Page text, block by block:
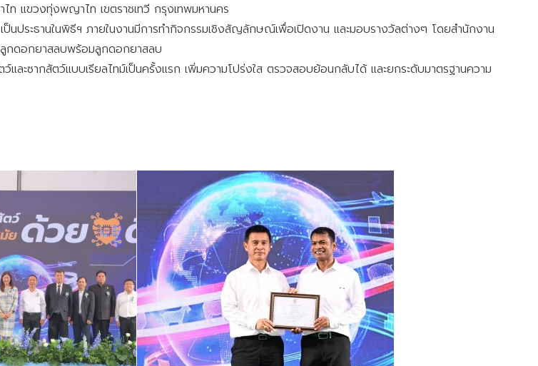
แขวงทุ่งพญาไท เขตราชเทวี กรุงเทพมหานคร
นประธานในพิธีฯ ภายในงานมีการทำกิจกรรมเชิงสัญลักษณ์เพื่อเปิดงาน และมอบรางวัลต่างๆ โดยสำนักงาน
ลูกดอกยาสลบพร้อมลูกดอกยาสลบ
ะซากสัตว์แบบเรียลไทม์เป็นครั้งแรก เพิ่มความโปร่งใส ตรวจสอบย้อนกลับได้ และยกระดับมาตรฐานความ